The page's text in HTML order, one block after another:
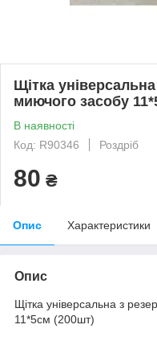
Щітка
миючого засобу
В наявності
Код: R90346
Роздріб
80 ₴
Опис Характеристики
Опис
Щітка універсальна з
11*5см (200шт)